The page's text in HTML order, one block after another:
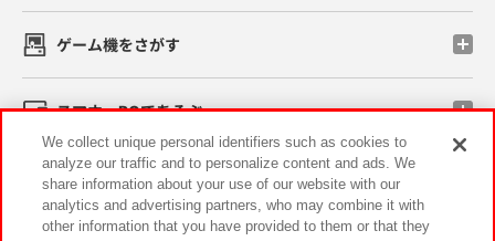
ゲーム機をさがす
スマホ・PCであそぶ
イベント・キャンペーン
We collect unique personal identifiers such as cookies to
analyze our traffic and to personalize content and ads. We
share information about your use of our website with our
analytics and advertising partners, who may combine it with
other information that you have provided to them or that they